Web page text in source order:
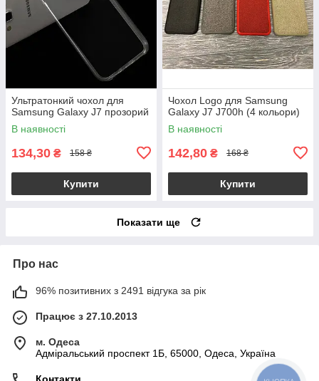
Ультратонкий чохол для
Samsung Galaxy J7 прозорий
В наявності
134,30 ₴ 158 ₴
Купити
Чохол Logo для Samsung
Galaxy J7 J700h (4 кольори)
В наявності
142,80 ₴ 168 ₴
Купити
Показати ще
Про нас
96% позитивних з 2491 відгука за рік
Працює з 27.10.2013
м. Одеса
Адміральський проспект 1Б, 65000, Одеса, Україна
Контакти